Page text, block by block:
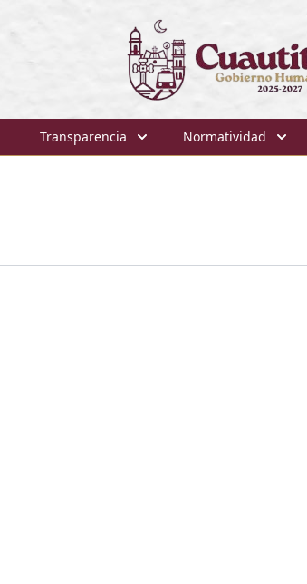
Transparencia Normatividad